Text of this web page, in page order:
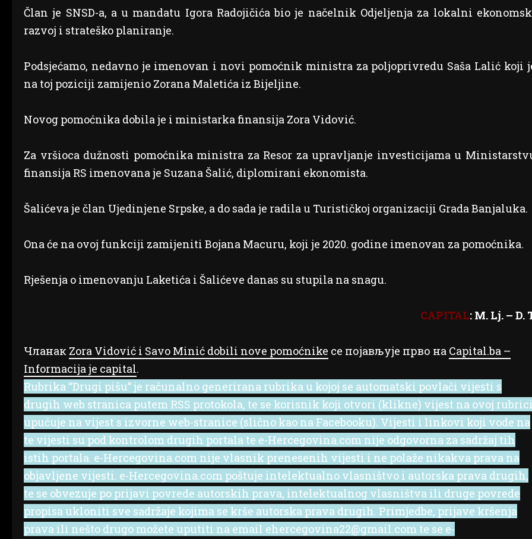
Član je SNSD-a, a u mandatu Igora Radojičića bio je načelnik Odjeljenja za lokalni
razvoj i strateško planiranje.
Podsjećamo, nedavno je imenovan i novi pomoćnik ministra za poljoprivredu Saša Lalić koji
na toj poziciji zamijenio Zorana Maletića iz Bijeljine.
Novog pomoćnika dobila je i ministarka finansija Zora Vidović.
Za vršioca dužnosti pomoćnika ministra za Resor za upravljanje investicijama u
finansija RS imenovana je Suzana Šalić, diplomirani ekonomista.
Šalićeva je član Ujedinjene Srpske, a do sada je radila u Turističkoj organizaciji Grada Banjaluka.
Ona će na ovoj funkciji zamijeniti Bojana Macuru, koji je 2020. godine imenovan za pomoćnika.
Rješenja o imenovanju Laketića i Šalićeve danas su stupila na snagu.
CAPITAL: M. Lj. – D.
Чланак Zora Vidović i Savo Minić dobili nove pomoćnike се појављује прво на Capital.ba –
Informacija je capital.
Rubrika “Drugi pišu” je računalno generirana rubrika u kojoj se automatski povlači vijesti s
drugih web stranica putem RSS protokola, te se korisnik koji otvori (klikne) vijest na ovoj
upućuje na vijest s izvorne web-stranice (slično kao na Facebooku). Vijesti i linkovi koji vode na
te vijesti su pod kontrolom drugih portala te e-Hercegovina.com nije odgovorna za sadržaj tih
istih portala. e-Hercegovina.com nije vlasnik prenesenih vijesti i ne polaže nikakva prava na
objavljene vijesti. e-Hercegovina.com poštuje intelektualno vlasništvo i autorska prava drugih,
te se obvezuje po prijavi povrede autorskih prava, intelektualnog vlasništva ili druge povrede
propisa ukloniti sve sadržaje kojima se krše autorska prava drugih. Primjedbe, prijave kršenja
prava ili nešto drugo možete uputiti na email ehercegovina22@gmail.com te se e-